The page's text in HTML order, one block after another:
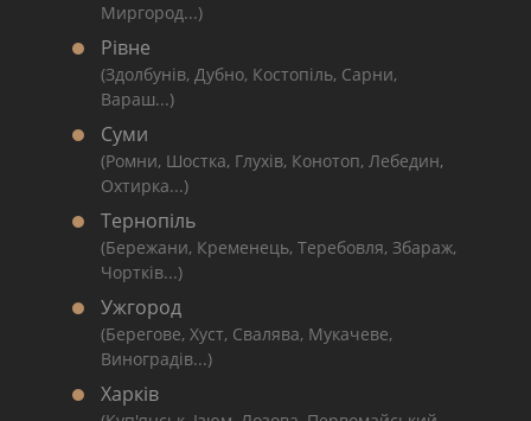
Миргород...)
Рівне
(Здолбунів, Дубно, Костопіль, Сарни,
Вараш...)
Суми
(Ромни, Шостка, Глухів, Конотоп, Лебедин,
Охтирка...)
Тернопіль
(Бережани, Кременець, Теребовля, Збараж,
Чортків...)
Ужгород
(Берегове, Хуст, Свалява, Мукачеве,
Виноградів...)
Харків